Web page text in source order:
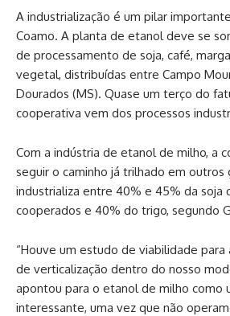
A industrialização é um pilar
Coamo. A planta de etanol deve se
de processamento de soja, café,
vegetal, distribuídas entre Campo
Dourados (MS). Quase um terço do
cooperativa vem dos processos
Com a indústria de etanol de milho, a
seguir o caminho já trilhado em outros
industrializa entre 40% e 45% da soja
cooperados e 40% do trigo, segundo
“Houve um estudo de viabilidade
de verticalização dentro do nosso
apontou para o etanol de milho como
interessante, uma vez que não